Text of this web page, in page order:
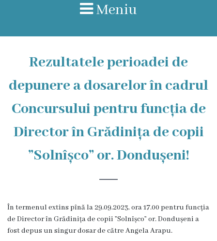
Patrimoniul
importanță
istorică
și
de
Ofertă
investițională
Meniu
Rezultatele perioadei de
depunere a dosarelor în cadrul
Concursului pentru funcția de
Director în Grădinița de copii
”Solnîșco” or. Dondușeni!
În termenul extins pînă la 29.09.2023, ora 17.00 pentru funcția
de Director în Grădinița de copii ”Solnîșco” or. Dondușeni a
fost depus un singur dosar de către Angela Arapu.